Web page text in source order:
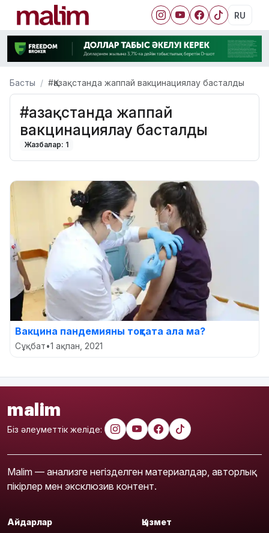
RU
Басты #Қазақстанда жаппай вакцинациялау басталды
#Қазақстанда жаппай
вакцинациялау басталды
Жазбалар: 1
Вакцина пандемияны тоқтата ала ма?
Сұқбат•1 ақпан, 2021
malim
Біз әлеуметтік желіде:
Malim — анализге негізделген материалдар, авторлық
пікірлер мен эксклюзив контент.
Айдарлар Қызмет